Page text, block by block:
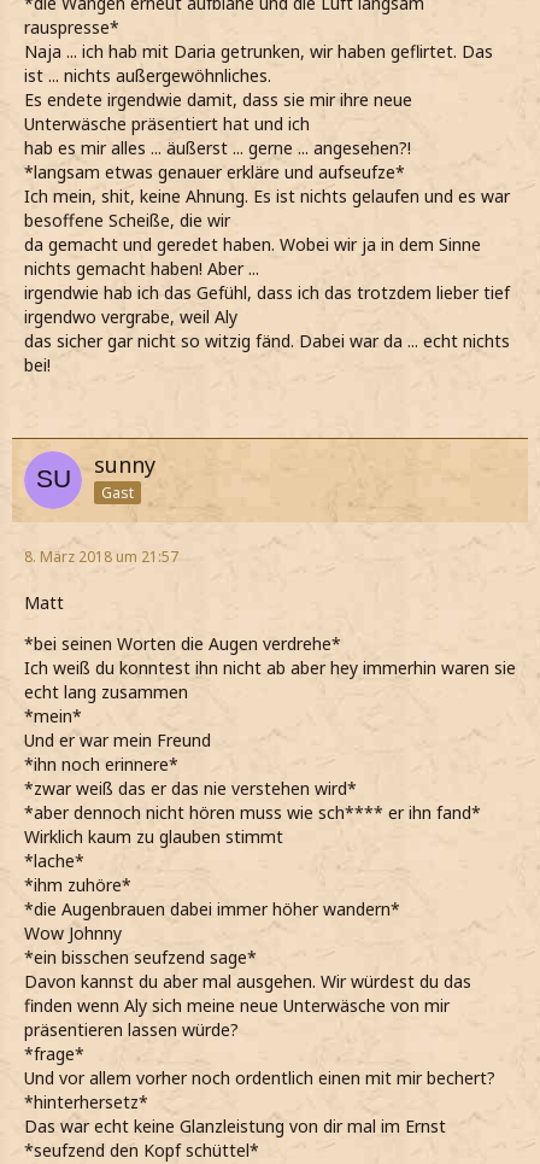
rauspresse*
Naja ... ich hab mit Daria getrunken, wir haben geflirtet. Das
ist ... nichts außergewöhnliches.
Es endete irgendwie damit, dass sie mir ihre neue
Unterwäsche präsentiert hat und ich
hab es mir alles ... äußerst ... gerne ... angesehen?!
*langsam etwas genauer erkläre und aufseufze*
Ich mein, shit, keine Ahnung. Es ist nichts gelaufen und es war
besoffene Scheiße, die wir
da gemacht und geredet haben. Wobei wir ja in dem Sinne
nichts gemacht haben! Aber ...
irgendwie hab ich das Gefühl, dass ich das trotzdem lieber tief
irgendwo vergrabe, weil Aly
das sicher gar nicht so witzig fänd. Dabei war da ... echt nichts
bei!
sunny
Gast
8. März 2018 um 21:57
Matt
*bei seinen Worten die Augen verdrehe*
Ich weiß du konntest ihn nicht ab aber hey immerhin waren sie
echt lang zusammen
*mein*
Und er war mein Freund
*ihn noch erinnere*
*zwar weiß das er das nie verstehen wird*
*aber dennoch nicht hören muss wie sch**** er ihn fand*
Wirklich kaum zu glauben stimmt
*lache*
*ihm zuhöre*
*die Augenbrauen dabei immer höher wandern*
Wow Johnny
*ein bisschen seufzend sage*
Davon kannst du aber mal ausgehen. Wir würdest du das
finden wenn Aly sich meine neue Unterwäsche von mir
präsentieren lassen würde?
*frage*
Und vor allem vorher noch ordentlich einen mit mir bechert?
*hinterhersetz*
Das war echt keine Glanzleistung von dir mal im Ernst
*seufzend den Kopf schüttel*